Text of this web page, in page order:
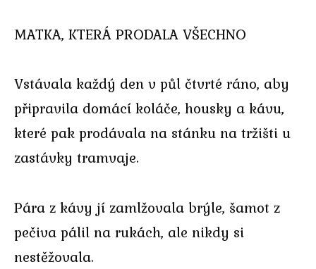
MATKA, KTERÁ PRODALA VŠECHNO
Vstávala každý den v půl čtvrté ráno, aby
připravila domácí koláče, housky a kávu,
které pak prodávala na stánku na tržišti u
zastávky tramvaje.
Pára z kávy jí zamlžovala brýle, šamot z
pečiva pálil na rukách, ale nikdy si
nestěžovala.